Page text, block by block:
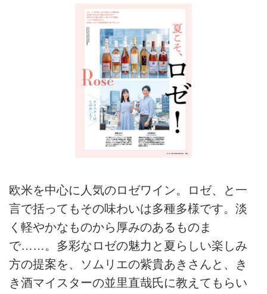
欧米を中心に人気のロゼワイン。ロゼ、と一
言で括ってもその味わいは多種多様です。淡
く軽やかなものから厚みのあるものま
で……。多彩なロゼの魅力と夏らしい楽しみ
方の提案を、ソムリエの紫貴あきさんと、き
き酒マイスターの並里直哉氏に教えてもらい